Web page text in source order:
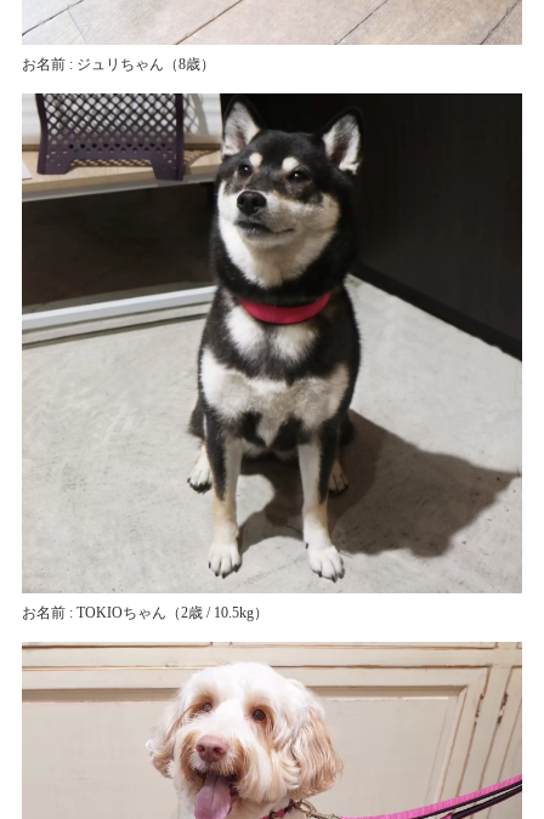
お名前 : ジュリちゃん （8歳）
お名前 : TOKIOちゃん （2歳 / 10.5kg）